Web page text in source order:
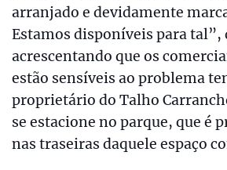
arranjado e devidamente
Estamos disponíveis para tal”,
acrescentando que os
estão sensíveis ao problema
proprietário do Talho
se estacione no parque, que é
nas traseiras daquele espaço